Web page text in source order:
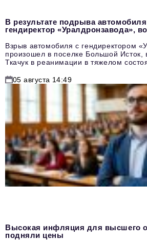
В результате подрыва
гендиректор «Уралдронзавода»,
Взрыв автомобиля с гендиректором
произошел в поселке Большой Исток,
Ткачук в реанимации в тяжелом
05 августа 14:49
Высокая инфляция для высшего
подняли цены